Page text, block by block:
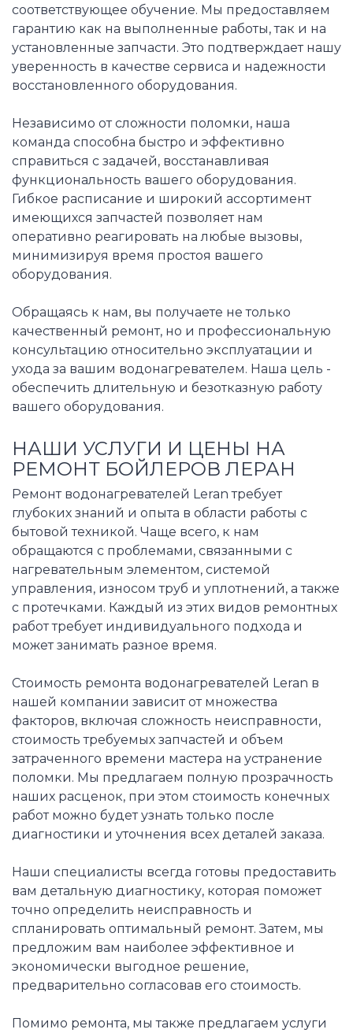
соответствующее обучение. Мы предоставляем
гарантию как на выполненные работы, так и на
установленные запчасти. Это подтверждает нашу
уверенность в качестве сервиса и надежности
восстановленного оборудования.
Независимо от сложности поломки, наша
команда способна быстро и эффективно
справиться с задачей, восстанавливая
функциональность вашего оборудования.
Гибкое расписание и широкий ассортимент
имеющихся запчастей позволяет нам
оперативно реагировать на любые вызовы,
минимизируя время простоя вашего
оборудования.
Обращаясь к нам, вы получаете не только
качественный ремонт, но и профессиональную
консультацию относительно эксплуатации и
ухода за вашим водонагревателем. Наша цель -
обеспечить длительную и безотказную работу
вашего оборудования.
НАШИ УСЛУГИ И ЦЕНЫ НА
РЕМОНТ БОЙЛЕРОВ ЛЕРАН
Ремонт водонагревателей Leran требует
глубоких знаний и опыта в области работы с
бытовой техникой. Чаще всего, к нам
обращаются с проблемами, связанными с
нагревательным элементом, системой
управления, износом труб и уплотнений, а также
с протечками. Каждый из этих видов ремонтных
работ требует индивидуального подхода и
может занимать разное время.
Стоимость ремонта водонагревателей Leran в
нашей компании зависит от множества
факторов, включая сложность неисправности,
стоимость требуемых запчастей и объем
затраченного времени мастера на устранение
поломки. Мы предлагаем полную прозрачность
наших расценок, при этом стоимость конечных
работ можно будет узнать только после
диагностики и уточнения всех деталей заказа.
Наши специалисты всегда готовы предоставить
вам детальную диагностику, которая поможет
точно определить неисправность и
спланировать оптимальный ремонт. Затем, мы
предложим вам наиболее эффективное и
экономически выгодное решение,
предварительно согласовав его стоимость.
Помимо ремонта, мы также предлагаем услуги